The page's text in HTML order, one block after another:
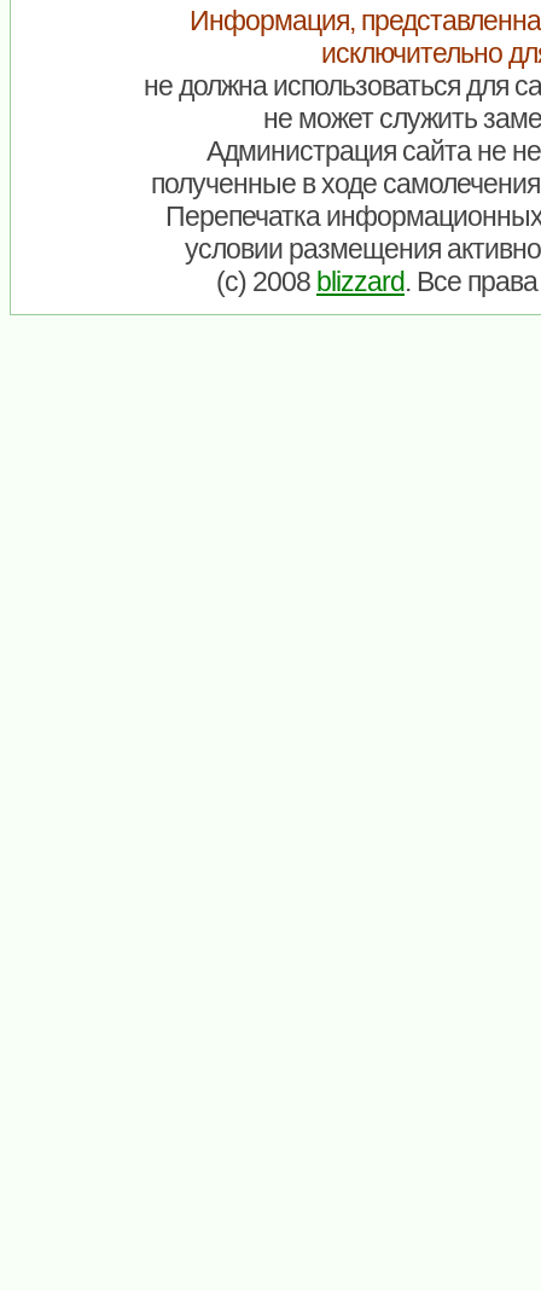
Информация,
исключительно
не должна использоваться для
не может служить
Администрация сайта не
полученные в ходе
Перепечатка
условии размещения
(c) 2008 blizzard. Все